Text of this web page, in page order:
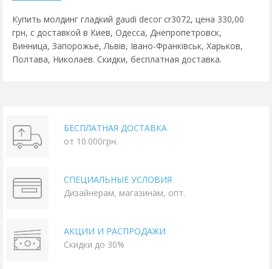
Купить молдинг гладкий gaudi decor cr3072, цена 330,00
грн, с доставкой в Киев, Одесса, Днепропетровск,
Винница, Запорожье, Львів, Івано-Франківськ, Харьков,
Полтава, Николаев. Скидки, бесплатная доставка.
БЕСПЛАТНАЯ ДОСТАВКА
от 10.000грн.
СПЕЦИАЛЬНЫЕ УСЛОВИЯ
Дизайнерам, магазинам, опт.
АКЦИИ И РАСПРОДАЖИ
Скидки до 30%